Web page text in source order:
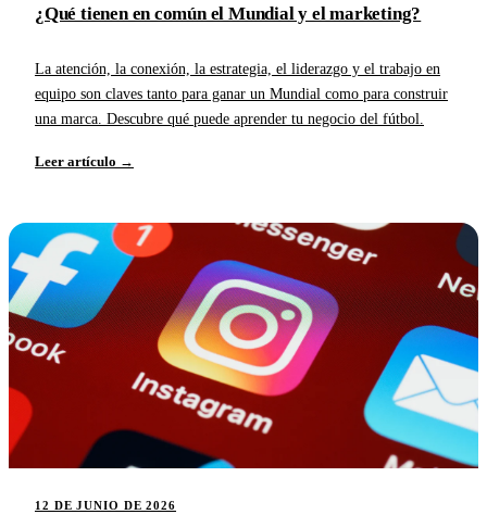
¿Qué tienen en común el Mundial y el marketing?
La atención, la conexión, la estrategia, el liderazgo y el trabajo en
equipo son claves tanto para ganar un Mundial como para construir
una marca. Descubre qué puede aprender tu negocio del fútbol.
Leer artículo →
12 DE JUNIO DE 2026